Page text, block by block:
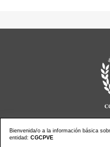
Bienvenida/o a la información básica
entidad: CGCPVE